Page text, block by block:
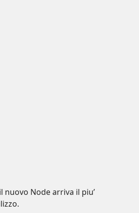
nuovo Node arriva il piu’